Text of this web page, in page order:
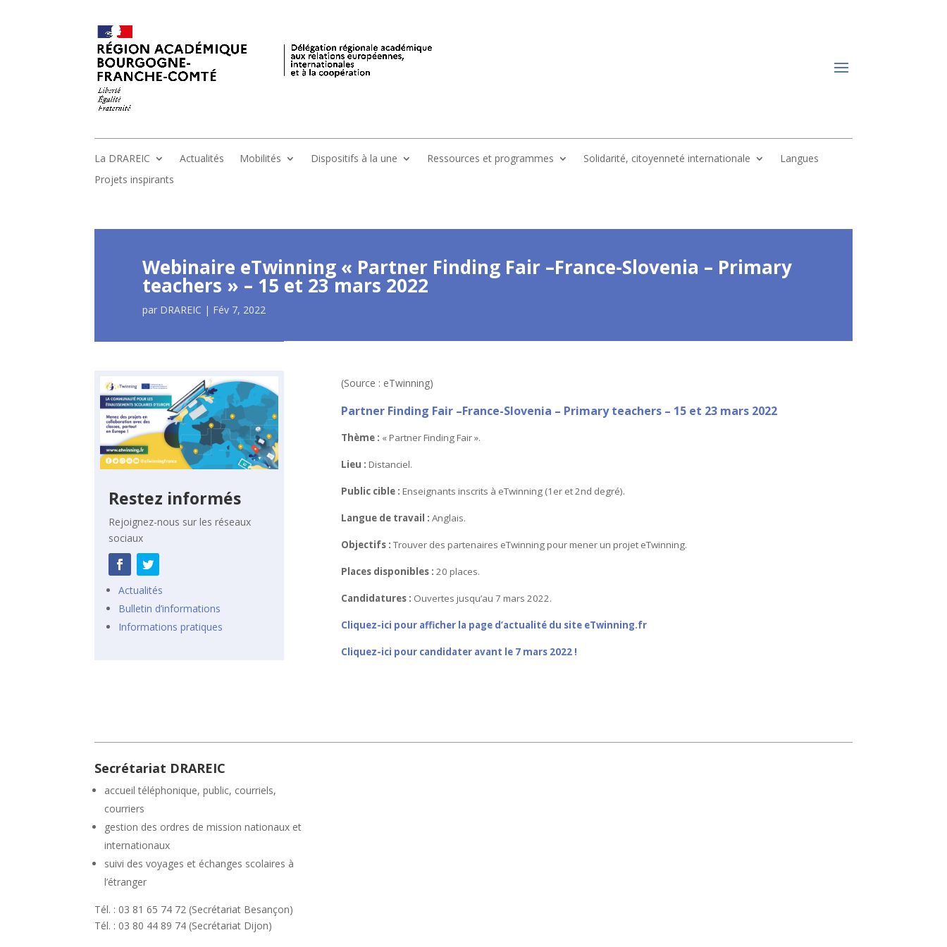
La DRAREIC Actualités Mobilités Dispositifs à la une Ressources et programmes Solidarité, citoyenneté internationale
Langues
Projets inspirants
Webinaire eTwinning « Partner Finding Fair –France-Slovenia – Primary
teachers » – 15 et 23 mars 2022
par DRAREIC | Fév 7, 2022
Restez informés
Rejoignez-nous sur les réseaux
sociaux
Actualités
Bulletin d’informations
Informations pratiques
(Source : eTwinning)
Partner Finding Fair –France-Slovenia – Primary teachers – 15 et 23 mars 2022
Thème : « Partner Finding Fair ».
Lieu : Distanciel.
Public cible : Enseignants inscrits à eTwinning (1er et 2nd degré).
Langue de travail : Anglais.
Objectifs : Trouver des partenaires eTwinning pour mener un projet eTwinning.
Places disponibles : 20 places.
Candidatures : Ouvertes jusqu’au 7 mars 2022.
Cliquez-ici pour afficher la page d’actualité du site eTwinning.fr
Cliquez-ici pour candidater avant le 7 mars 2022 !
Secrétariat DRAREIC
accueil téléphonique, public, courriels,
courriers
gestion des ordres de mission nationaux et
internationaux
suivi des voyages et échanges scolaires à
l’étranger
Tél. : 03 81 65 74 72 (Secrétariat Besançon)
Tél. : 03 80 44 89 74 (Secrétariat Dijon)